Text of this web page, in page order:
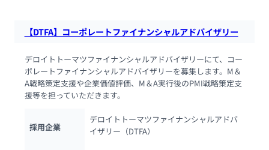
【DTFA】コーポレートファイナンシャルアドバイザリー
デロイトトーマツファイナンシャルアドバイザリーにて、コー
ポレートファイナンシャルアドバイザリーを募集します。M＆
A戦略策定支援や企業価値評価、M＆A実行後のPMI戦略策定支
援等を担っていただきます。
採用企業
デロイトトーマツファイナンシャルアドバ
イザリー（DTFA）